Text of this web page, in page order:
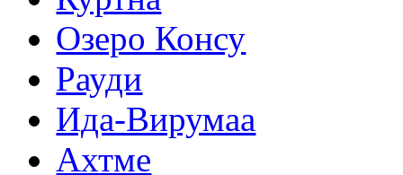
Озеро Консу
Рауди
Ида-Вирумаа
Ахтме